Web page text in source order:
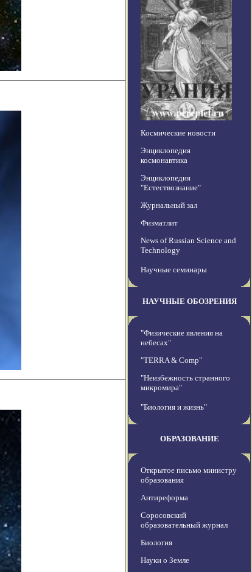
Космические новости
Энциклопедия
космонавтика
Энциклопедия
"Естествознание"
Журнальный зал
Физматлит
News of Russian Science and
Technology
Научные семинары
НАУЧНЫЕ ОБОЗРЕНИЯ
"Физические явления на
небесах"
"TERRA & Comp"
"Неизбежность странного
микромира"
"Биология и жизнь"
ОБРАЗОВАНИЕ
Открытое письмо министру
образования
Антиреформа
Соросовский
образовательный журнал
Биология
Науки о Земле